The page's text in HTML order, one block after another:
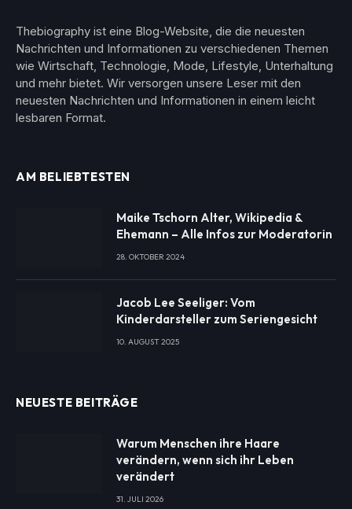
Thebiography ist eine Blog-Website, die die neuesten
Nachrichten und Informationen zu verschiedenen Themen
wie Wirtschaft, Technologie, Mode, Lifestyle, Unterhaltung
und mehr bietet. Wir versorgen unsere Leser mit den
neuesten Nachrichten und Informationen in einem leicht
lesbaren Format.
AM BELIEBTESTEN
Maike Tschorn Alter, Wikipedia &
Ehemann – Alle Infos zur Moderatorin
28. OKTOBER 2024
Jacob Lee Seeliger: Vom
Kinderdarsteller zum Seriengesicht
10. AUGUST 2025
NEUESTE BEITRÄGE
Warum Menschen ihre Haare
verändern, wenn sich ihr Leben
verändert
31. JULI 2026